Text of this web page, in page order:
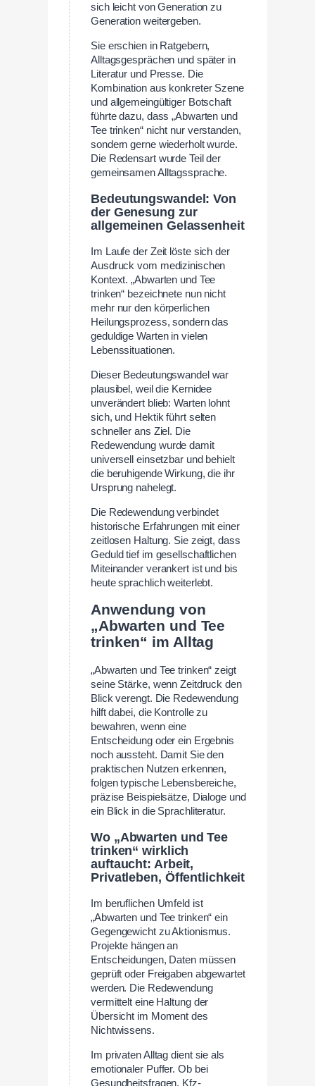
sich leicht von Generation zu
Generation weitergeben.
Sie erschien in Ratgebern,
Alltagsgesprächen und später in
Literatur und Presse. Die
Kombination aus konkreter Szene
und allgemeingültiger Botschaft
führte dazu, dass „Abwarten und
Tee trinken“ nicht nur verstanden,
sondern gerne wiederholt wurde.
Die Redensart wurde Teil der
gemeinsamen Alltagssprache.
Bedeutungswandel: Von
der Genesung zur
allgemeinen Gelassenheit
Im Laufe der Zeit löste sich der
Ausdruck vom medizinischen
Kontext. „Abwarten und Tee
trinken“ bezeichnete nun nicht
mehr nur den körperlichen
Heilungsprozess, sondern das
geduldige Warten in vielen
Lebenssituationen.
Dieser Bedeutungswandel war
plausibel, weil die Kernidee
unverändert blieb: Warten lohnt
sich, und Hektik führt selten
schneller ans Ziel. Die
Redewendung wurde damit
universell einsetzbar und behielt
die beruhigende Wirkung, die ihr
Ursprung nahelegt.
Die Redewendung verbindet
historische Erfahrungen mit einer
zeitlosen Haltung. Sie zeigt, dass
Geduld tief im gesellschaftlichen
Miteinander verankert ist und bis
heute sprachlich weiterlebt.
Anwendung von
„Abwarten und Tee
trinken“ im Alltag
„Abwarten und Tee trinken“ zeigt
seine Stärke, wenn Zeitdruck den
Blick verengt. Die Redewendung
hilft dabei, die Kontrolle zu
bewahren, wenn eine
Entscheidung oder ein Ergebnis
noch aussteht. Damit Sie den
praktischen Nutzen erkennen,
folgen typische Lebensbereiche,
präzise Beispielsätze, Dialoge und
ein Blick in die Sprachliteratur.
Wo „Abwarten und Tee
trinken“ wirklich
auftaucht: Arbeit,
Privatleben, Öffentlichkeit
Im beruflichen Umfeld ist
„Abwarten und Tee trinken“ ein
Gegengewicht zu Aktionismus.
Projekte hängen an
Entscheidungen, Daten müssen
geprüft oder Freigaben abgewartet
werden. Die Redewendung
vermittelt eine Haltung der
Übersicht im Moment des
Nichtwissens.
Im privaten Alltag dient sie als
emotionaler Puffer. Ob bei
Gesundheitsfragen, Kfz-